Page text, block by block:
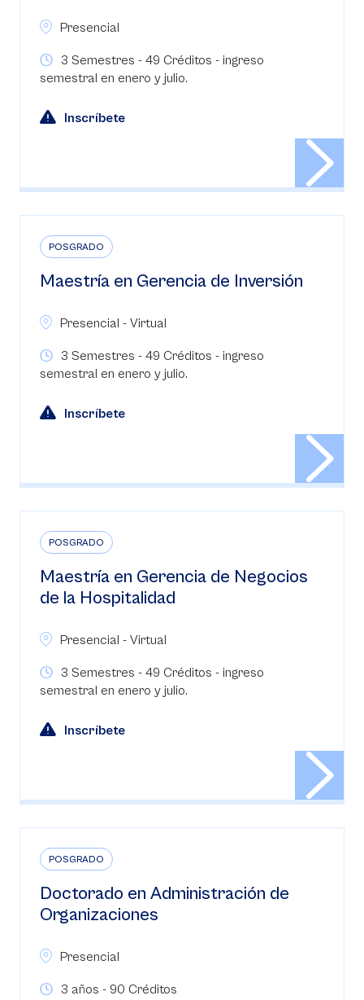
Presencial
3 Semestres - 49 Créditos - ingreso
semestral en enero y julio.
Inscríbete
POSGRADO
Maestría en Gerencia de Inversión
Presencial - Virtual
3 Semestres - 49 Créditos - ingreso
semestral en enero y julio.
Inscríbete
POSGRADO
Maestría en Gerencia de Negocios
de la Hospitalidad
Presencial - Virtual
3 Semestres - 49 Créditos - ingreso
semestral en enero y julio.
Inscríbete
POSGRADO
Doctorado en Administración de
Organizaciones
Presencial
3 años - 90 Créditos